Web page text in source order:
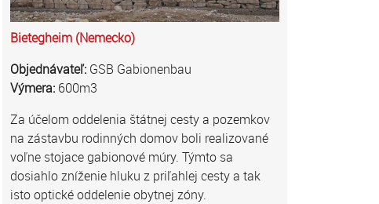
Bietegheim (Nemecko)
Objednávateľ:GSB Gabionenbau
Výmera:600m3
Za účelom oddelenia štátnej cesty a pozemkov
na zástavbu rodinných domov boli realizované
voľne stojace gabionové múry. Týmto sa
dosiahlo zníženie hluku z priľahlej cesty a tak
isto optické oddelenie obytnej zóny.